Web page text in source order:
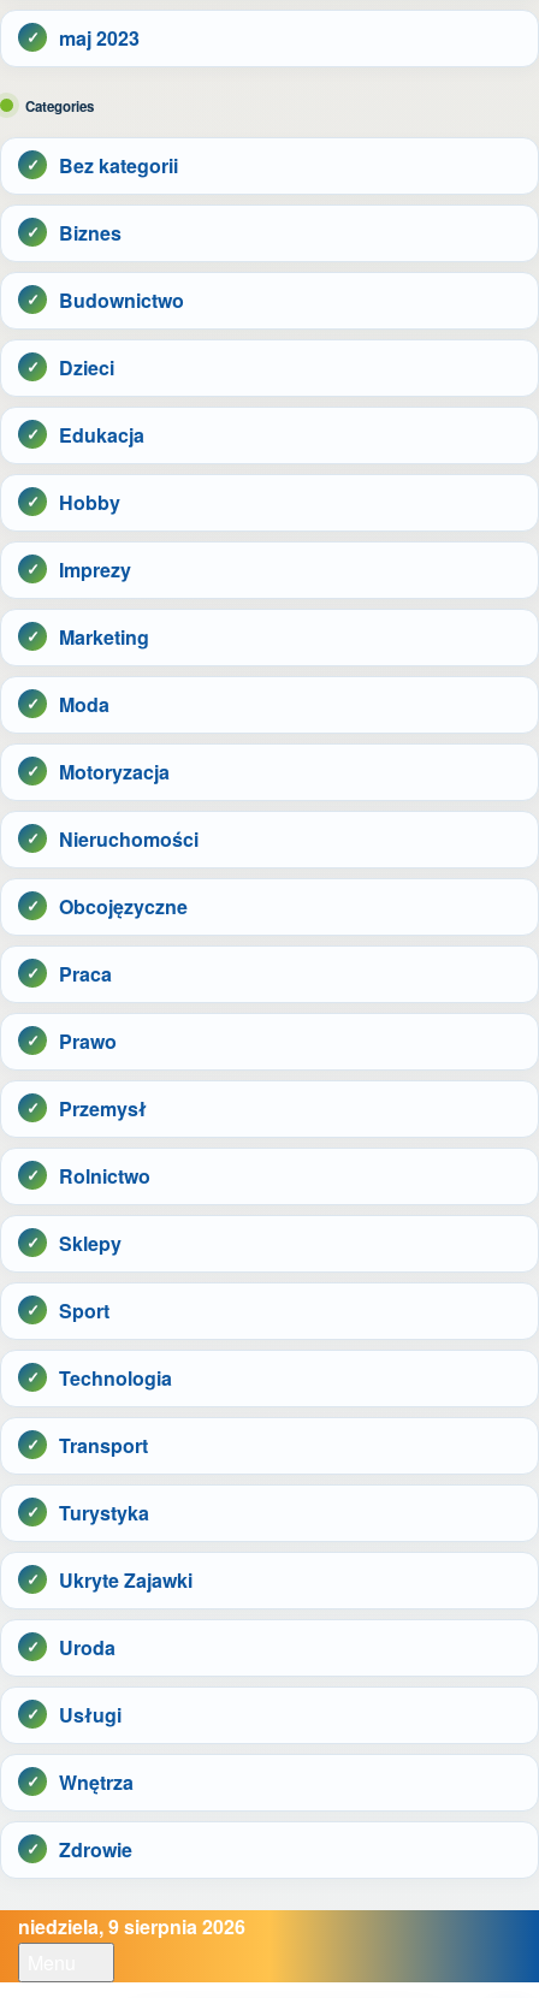
maj 2023
Categories
Bez kategorii
Biznes
Budownictwo
Dzieci
Edukacja
Hobby
Imprezy
Marketing
Moda
Motoryzacja
Nieruchomości
Obcojęzyczne
Praca
Prawo
Przemysł
Rolnictwo
Sklepy
Sport
Technologia
Transport
Turystyka
Ukryte Zajawki
Uroda
Usługi
Wnętrza
Zdrowie
niedziela, 9 sierpnia 2026